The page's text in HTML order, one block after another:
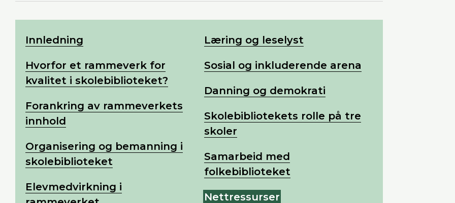
Innledning
Hvorfor et rammeverk for
kvalitet i skolebiblioteket?
Forankring av rammeverkets
innhold
Organisering og bemanning i
skolebiblioteket
Elevmedvirkning i
Læring og leselyst
Sosial og inkluderende arena
Danning og demokrati
Skolebibliotekets rolle på tre
skoler
Samarbeid med
folkebiblioteket
Nettressurser